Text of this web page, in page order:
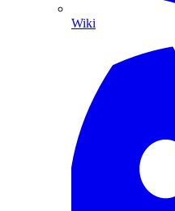
Wiki